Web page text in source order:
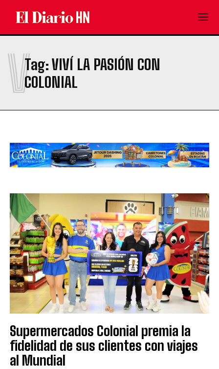
Tag:VIVÍ LA PASIÓN CON
COLONIAL
V
Supermercados Colonial premia la
fidelidad de sus clientes con viajes
al Mundial